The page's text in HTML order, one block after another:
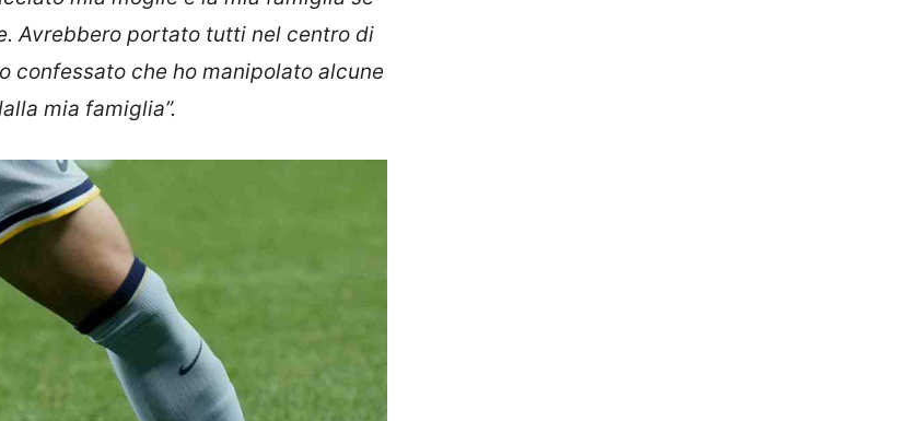
Avrebbero portato tutti nel centro di
confessato che ho manipolato alcune
mia famiglia”.